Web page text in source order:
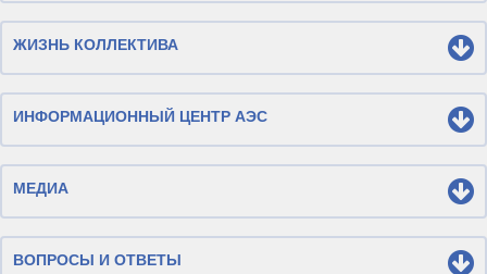
ЖИЗНЬ КОЛЛЕКТИВА
ИНФОРМАЦИОННЫЙ ЦЕНТР АЭС
МЕДИА
ВОПРОСЫ И ОТВЕТЫ